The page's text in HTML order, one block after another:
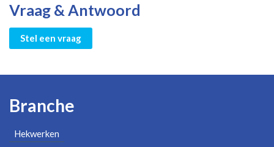
Vraag & Antwoord
Stel een vraag
Branche
Hekwerken